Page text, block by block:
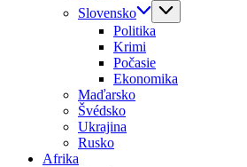
Slovensko
Politika
Krimi
Počasie
Ekonomika
Maďarsko
Švédsko
Ukrajina
Rusko
Afrika